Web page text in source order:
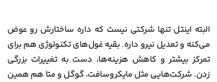
البته اینتل تنها شرکتی نیست که داره ساختارش رو عوض
می‌کنه و تعدیل نیرو داره. بقیه غول‌های تکنولوژی هم برای
تمرکز بیشتر و کاهش هزینه‌ها، دست به تغییرات بزرگی
زدن. شرکت‌هایی مثل مایکروسافت، گوگل و متا هم همین